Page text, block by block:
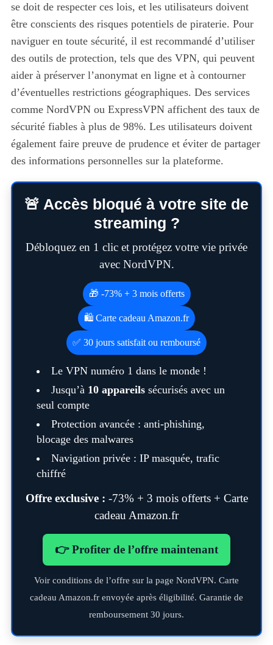
se doit de respecter ces lois, et les utilisateurs doivent
être conscients des risques potentiels de piraterie. Pour
naviguer en toute sécurité, il est recommandé d’utiliser
des outils de protection, tels que des VPN, qui peuvent
aider à préserver l’anonymat en ligne et à contourner
d’éventuelles restrictions géographiques. Des services
comme NordVPN ou ExpressVPN affichent des taux de
sécurité fiables à plus de 98%. Les utilisateurs doivent
également faire preuve de prudence et éviter de partager
des informations personnelles sur la plateforme.
🚨 Accès bloqué à votre site de
streaming ?
Débloquez en 1 clic et protégez votre vie privée
avec NordVPN.
🎁 -73% + 3 mois offerts
🛍️ Carte cadeau Amazon.fr
✅ 30 jours satisfait ou remboursé
Le VPN numéro 1 dans le monde !
Jusqu’à 10 appareilssécurisés avec un
seul compte
Protection avancée : anti-phishing,
blocage des malwares
Navigation privée : IP masquée, trafic
chiffré
Offre exclusive : -73% + 3 mois offerts + Carte
cadeau Amazon.fr
👉 Profiter de l’offre maintenant
Voir conditions de l’offre sur la page NordVPN. Carte
cadeau Amazon.fr envoyée après éligibilité. Garantie de
remboursement 30 jours.